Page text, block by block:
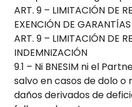
ART. 9 – LIMITACIÓN DE
EXENCIÓN DE GARANTÍAS
ART. 9 – LIMITACIÓN DE
INDEMNIZACIÓN
9.1 – Ni BNESIM ni el
salvo en casos de dolo o
daños derivados de